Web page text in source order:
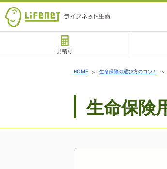
見積り
チャットサポート
HOME 生命保険の選び方のコツ！
生命保険